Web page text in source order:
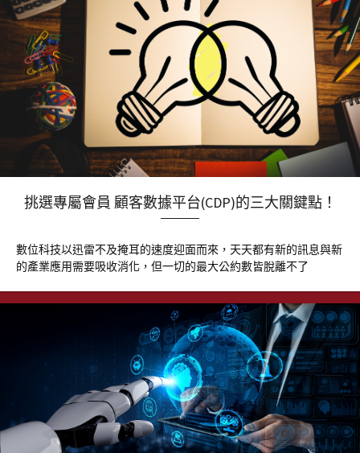
挑選專屬會員 顧客數據平台(CDP)的三大關鍵點！
數位科技以迅雷不及掩耳的速度迎面而來，天天都有新的訊息與新
的產業應用需要吸收消化，但一切的最大公約數皆脫離不了